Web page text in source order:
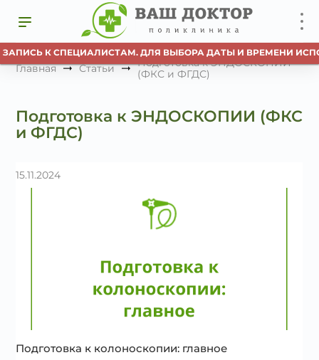
К СПЕЦИАЛИСТАМ. ДЛЯ ВЫБОРА ДАТЫ И ВРЕМЕНИ
Главная Статьи
Подготовка к ЭНДОСКОПИИ
(ФКС и ФГДС)
Подготовка к ЭНДОСКОПИИ (ФКС
и ФГДС)
15.11.2024
Подготовка к колоноскопии: главное